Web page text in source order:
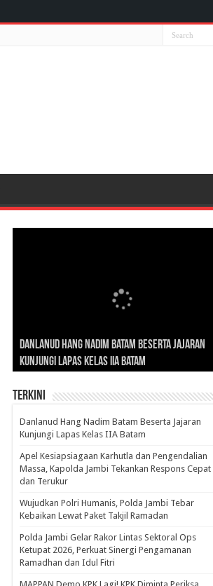
Danlanud Hang Nadim Batam Beserta Jajaran
Kunjungi Lapas Kelas IIA Batam
Silaturahmi dan Reses Komite I DPD RI di Polda
Jambi Bahas Sinergitas Penanganan Narkotika
Edukasi Pembentukan Karakter Generasi
Penerus
Cepat Beroperasi Agar Bisa Layani Masyarakat
Penuhi Kebutuhannya
Nusantara: Ratu Wangsa, Wanita Berkelas
dengan Pengaruh Internasional
Terkini
Danlanud Hang Nadim Batam Beserta Jajaran
Kunjungi Lapas Kelas IIA Batam
Apel Kesiapsiagaan Karhutla dan Pengendalian
Massa, Kapolda Jambi Tekankan Respons Cepat
dan Terukur
Wujudkan Polri Humanis, Polda Jambi Tebar
Kebaikan Lewat Paket Takjil Ramadan
Polda Jambi Gelar Rakor Lintas Sektoral Ops
Ketupat 2026, Perkuat Sinergi Pengamanan
Ramadhan dan Idul Fitri